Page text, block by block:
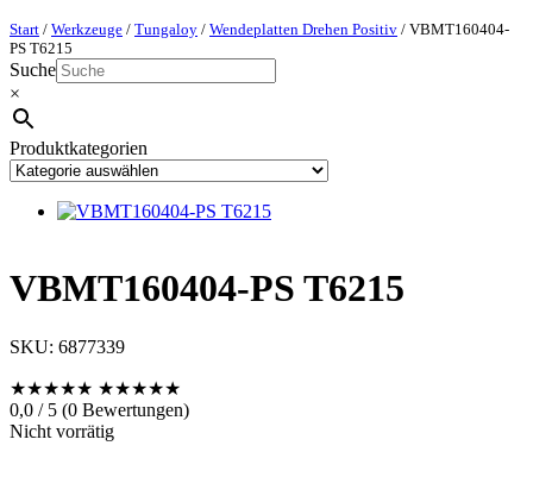
Start / Werkzeuge / Tungaloy / Wendeplatten Drehen Positiv / VBMT160404-
PS T6215
Suche
×
Produktkategorien
VBMT160404-PS T6215
SKU: 6877339
★★★★★ ★★★★★
0,0 / 5 (0 Bewertungen)
Nicht vorrätig